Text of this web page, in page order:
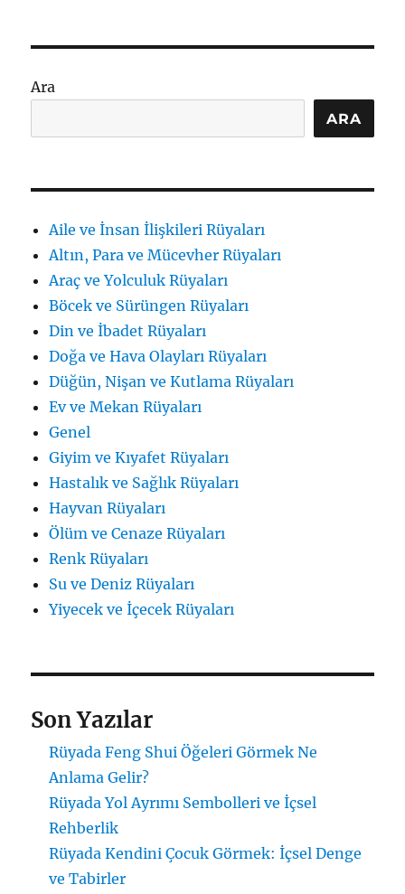
ve
için
Ara
ARA
Aile ve İnsan İlişkileri Rüyaları
Altın, Para ve Mücevher Rüyaları
Araç ve Yolculuk Rüyaları
Böcek ve Sürüngen Rüyaları
Din ve İbadet Rüyaları
Doğa ve Hava Olayları Rüyaları
Düğün, Nişan ve Kutlama Rüyaları
Ev ve Mekan Rüyaları
Genel
Giyim ve Kıyafet Rüyaları
Hastalık ve Sağlık Rüyaları
Hayvan Rüyaları
Ölüm ve Cenaze Rüyaları
Renk Rüyaları
Su ve Deniz Rüyaları
Yiyecek ve İçecek Rüyaları
Son Yazılar
Rüyada Feng Shui Öğeleri Görmek Ne
Anlama Gelir?
Rüyada Yol Ayrımı Sembolleri ve İçsel
Rehberlik
Rüyada Kendini Çocuk Görmek: İçsel Denge
ve Tabirler